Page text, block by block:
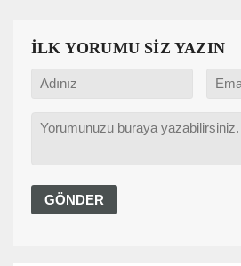
İLK YORUMU SİZ YAZIN